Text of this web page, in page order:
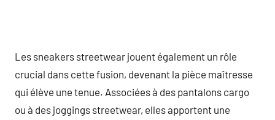
Les sneakers streetwear jouent également un rôle
crucial dans cette fusion, devenant la pièce maîtresse
qui élève une tenue. Associées à des pantalons cargo
ou à des joggings streetwear, elles apportent une